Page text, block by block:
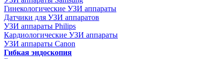
Гинекологические УЗИ аппараты
Датчики для УЗИ аппаратов
УЗИ аппараты Philips
Кардиологические УЗИ аппараты
УЗИ аппараты Canon
Гибкая эндоскопия